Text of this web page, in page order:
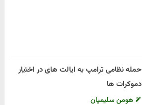
حمله نظامی ترامپ به ایالت های در اختیار
دموکرات ها
هومن سلیمیان